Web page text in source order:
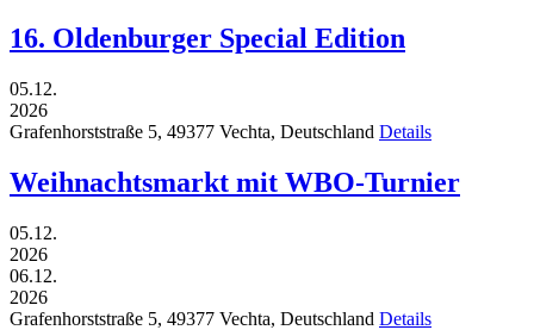
16. Oldenburger Special Edition
05.12.
2026
Grafenhorststraße 5, 49377 Vechta, Deutschland Details
Weihnachtsmarkt mit WBO-Turnier
05.12.
2026
06.12.
2026
Grafenhorststraße 5, 49377 Vechta, Deutschland Details